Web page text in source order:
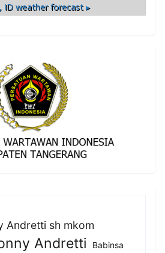
IDweather forecast ▸
Andretti sh mkom
Andretti Babinsa